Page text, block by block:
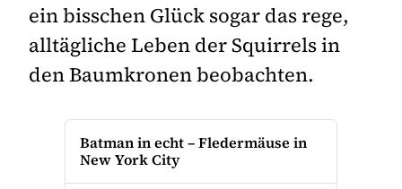
ein bisschen Glück sogar das rege,
alltägliche Leben der Squirrels in
den Baumkronen beobachten.
Batman in echt – Fledermäuse in
New York City